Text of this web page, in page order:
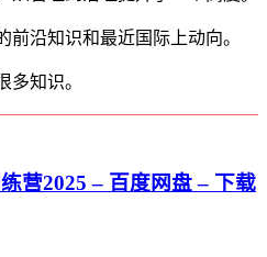
沿知识和最近国际上动向。
多知识。
营2025 – 百度网盘 – 下载